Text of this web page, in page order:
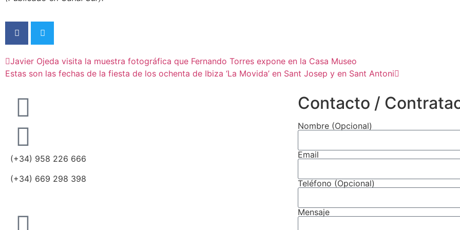
Javier Ojeda visita la muestra fotográfica que Fernando Torres expone en la Casa Museo
Estas son las fechas de la fiesta de los ochenta de Ibiza ‘La Movida’ en Sant Josep y en Sant Antoni
(+34) 958 226 666
(+34) 669 298 398
Contacto /
Nombre (Opcional)
Email
Teléfono (Opcional)
Mensaje